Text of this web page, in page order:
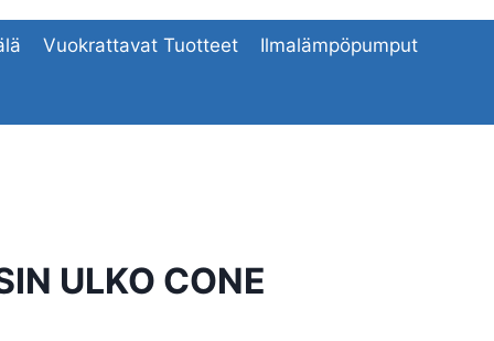
Vuokrattavat Tuotteet Ilmalämpöpumput
ULKO CONE